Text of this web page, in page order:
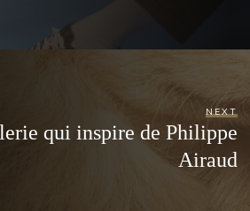
NEXT
qui inspire de Philippe
Airaud